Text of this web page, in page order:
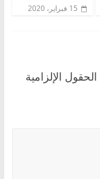
15 فبراير، 2020
الحقول الإلزامية